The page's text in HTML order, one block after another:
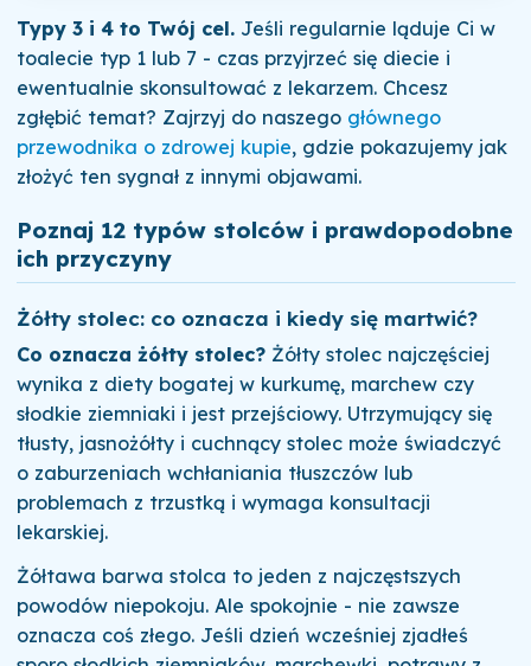
Typy 3 i 4 to Twój cel.Jeśli regularnie ląduje Ci w
toalecie typ 1 lub 7 - czas przyjrzeć się diecie i
ewentualnie skonsultować z lekarzem. Chcesz
zgłębić temat? Zajrzyj do naszego głównego
przewodnika o zdrowej kupie, gdzie pokazujemy jak
złożyć ten sygnał z innymi objawami.
Poznaj 12 typów stolców i prawdopodobne
ich przyczyny
Żółty stolec: co oznacza i kiedy się martwić?
Co oznacza żółty stolec?Żółty stolec najczęściej
wynika z diety bogatej w kurkumę, marchew czy
słodkie ziemniaki i jest przejściowy. Utrzymujący się
tłusty, jasnożółty i cuchnący stolec może świadczyć
o zaburzeniach wchłaniania tłuszczów lub
problemach z trzustką i wymaga konsultacji
lekarskiej.
Żółtawa barwa stolca to jeden z najczęstszych
powodów niepokoju. Ale spokojnie - nie zawsze
oznacza coś złego. Jeśli dzień wcześniej zjadłeś